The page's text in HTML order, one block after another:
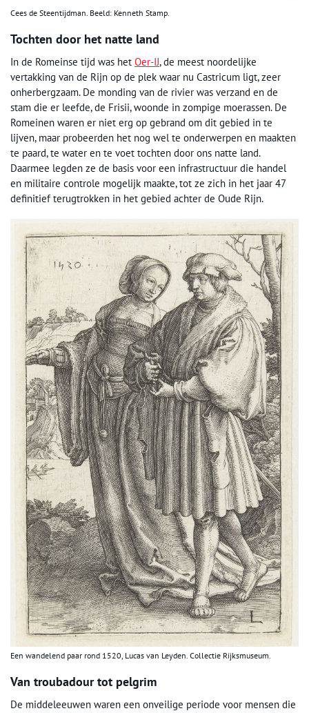
Cees de Steentijdman. Beeld: Kenneth Stamp.
Tochten door het natte land
In de Romeinse tijd was het Oer-IJ, de meest noordelijke
vertakking van de Rijn op de plek waar nu Castricum ligt, zeer
onherbergzaam. De monding van de rivier was verzand en de
stam die er leefde, de Frisii, woonde in zompige moerassen. De
Romeinen waren er niet erg op gebrand om dit gebied in te
lijven, maar probeerden het nog wel te onderwerpen en maakten
te paard, te water en te voet tochten door ons natte land.
Daarmee legden ze de basis voor een infrastructuur die handel
en militaire controle mogelijk maakte, tot ze zich in het jaar 47
definitief terugtrokken in het gebied achter de Oude Rijn.
Een wandelend paar rond 1520, Lucas van Leyden. Collectie Rijksmuseum.
Van troubadour tot pelgrim
De middeleeuwen waren een onveilige periode voor mensen die